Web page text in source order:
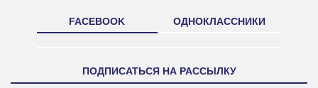
FACEBOOK ОДНОКЛАССНИКИ
ПОДПИСАТЬСЯ НА РАССЫЛКУ